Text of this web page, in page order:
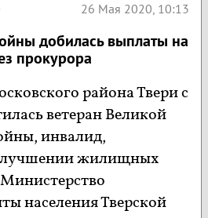
26 Мая 2020, 10:13
добилась выплаты на
прокурора
района Твери с
ветеран Великой
инвалид,
жилищных
населения Тверской